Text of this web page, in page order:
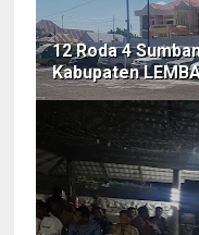
12 Roda 4
Kabupaten